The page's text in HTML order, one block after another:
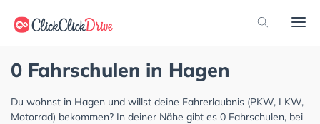
0 Fahrschulen in Hagen
Du wohnst in Hagen und willst deine Fahrerlaubnis (PKW, LKW,
Motorrad) bekommen? In deiner Nähe gibt es 0 Fahrschulen, bei